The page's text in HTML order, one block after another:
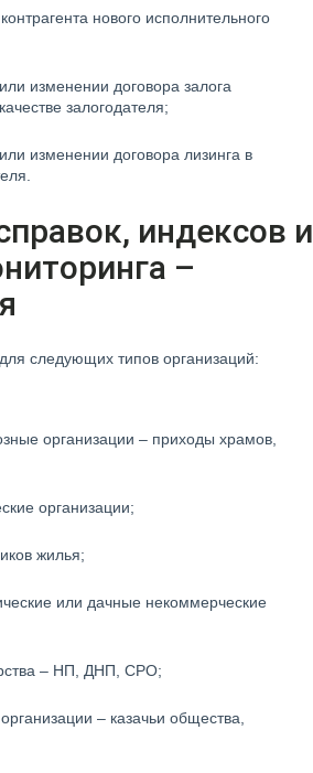
нового исполнительного
изменении договора залога
залогодателя;
изменении договора лизинга в
индексов и
–
следующих типов организаций:
организации – приходы храмов,
организации;
жилья;
или дачные некоммерческие
– НП, ДНП, СРО;
– казачьи общества,